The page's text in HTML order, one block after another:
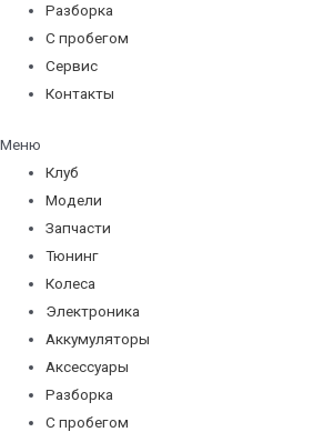
Разборка
С пробегом
Сервис
Контакты
Меню
Клуб
Модели
Запчасти
Тюнинг
Колеса
Электроника
Аккумуляторы
Аксессуары
Разборка
С пробегом